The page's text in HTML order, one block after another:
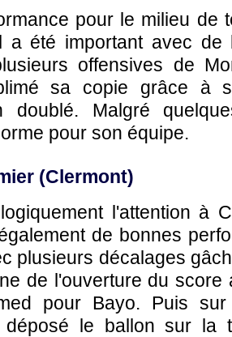
pour le milieu de
a été important avec de
offensives de
sa copie grâce à
doublé. Malgré
pour son équipe.
(Clermont)
l'attention à
de bonnes
plusieurs décalages
de l'ouverture du score
pour Bayo. Puis
déposé le ballon sur la